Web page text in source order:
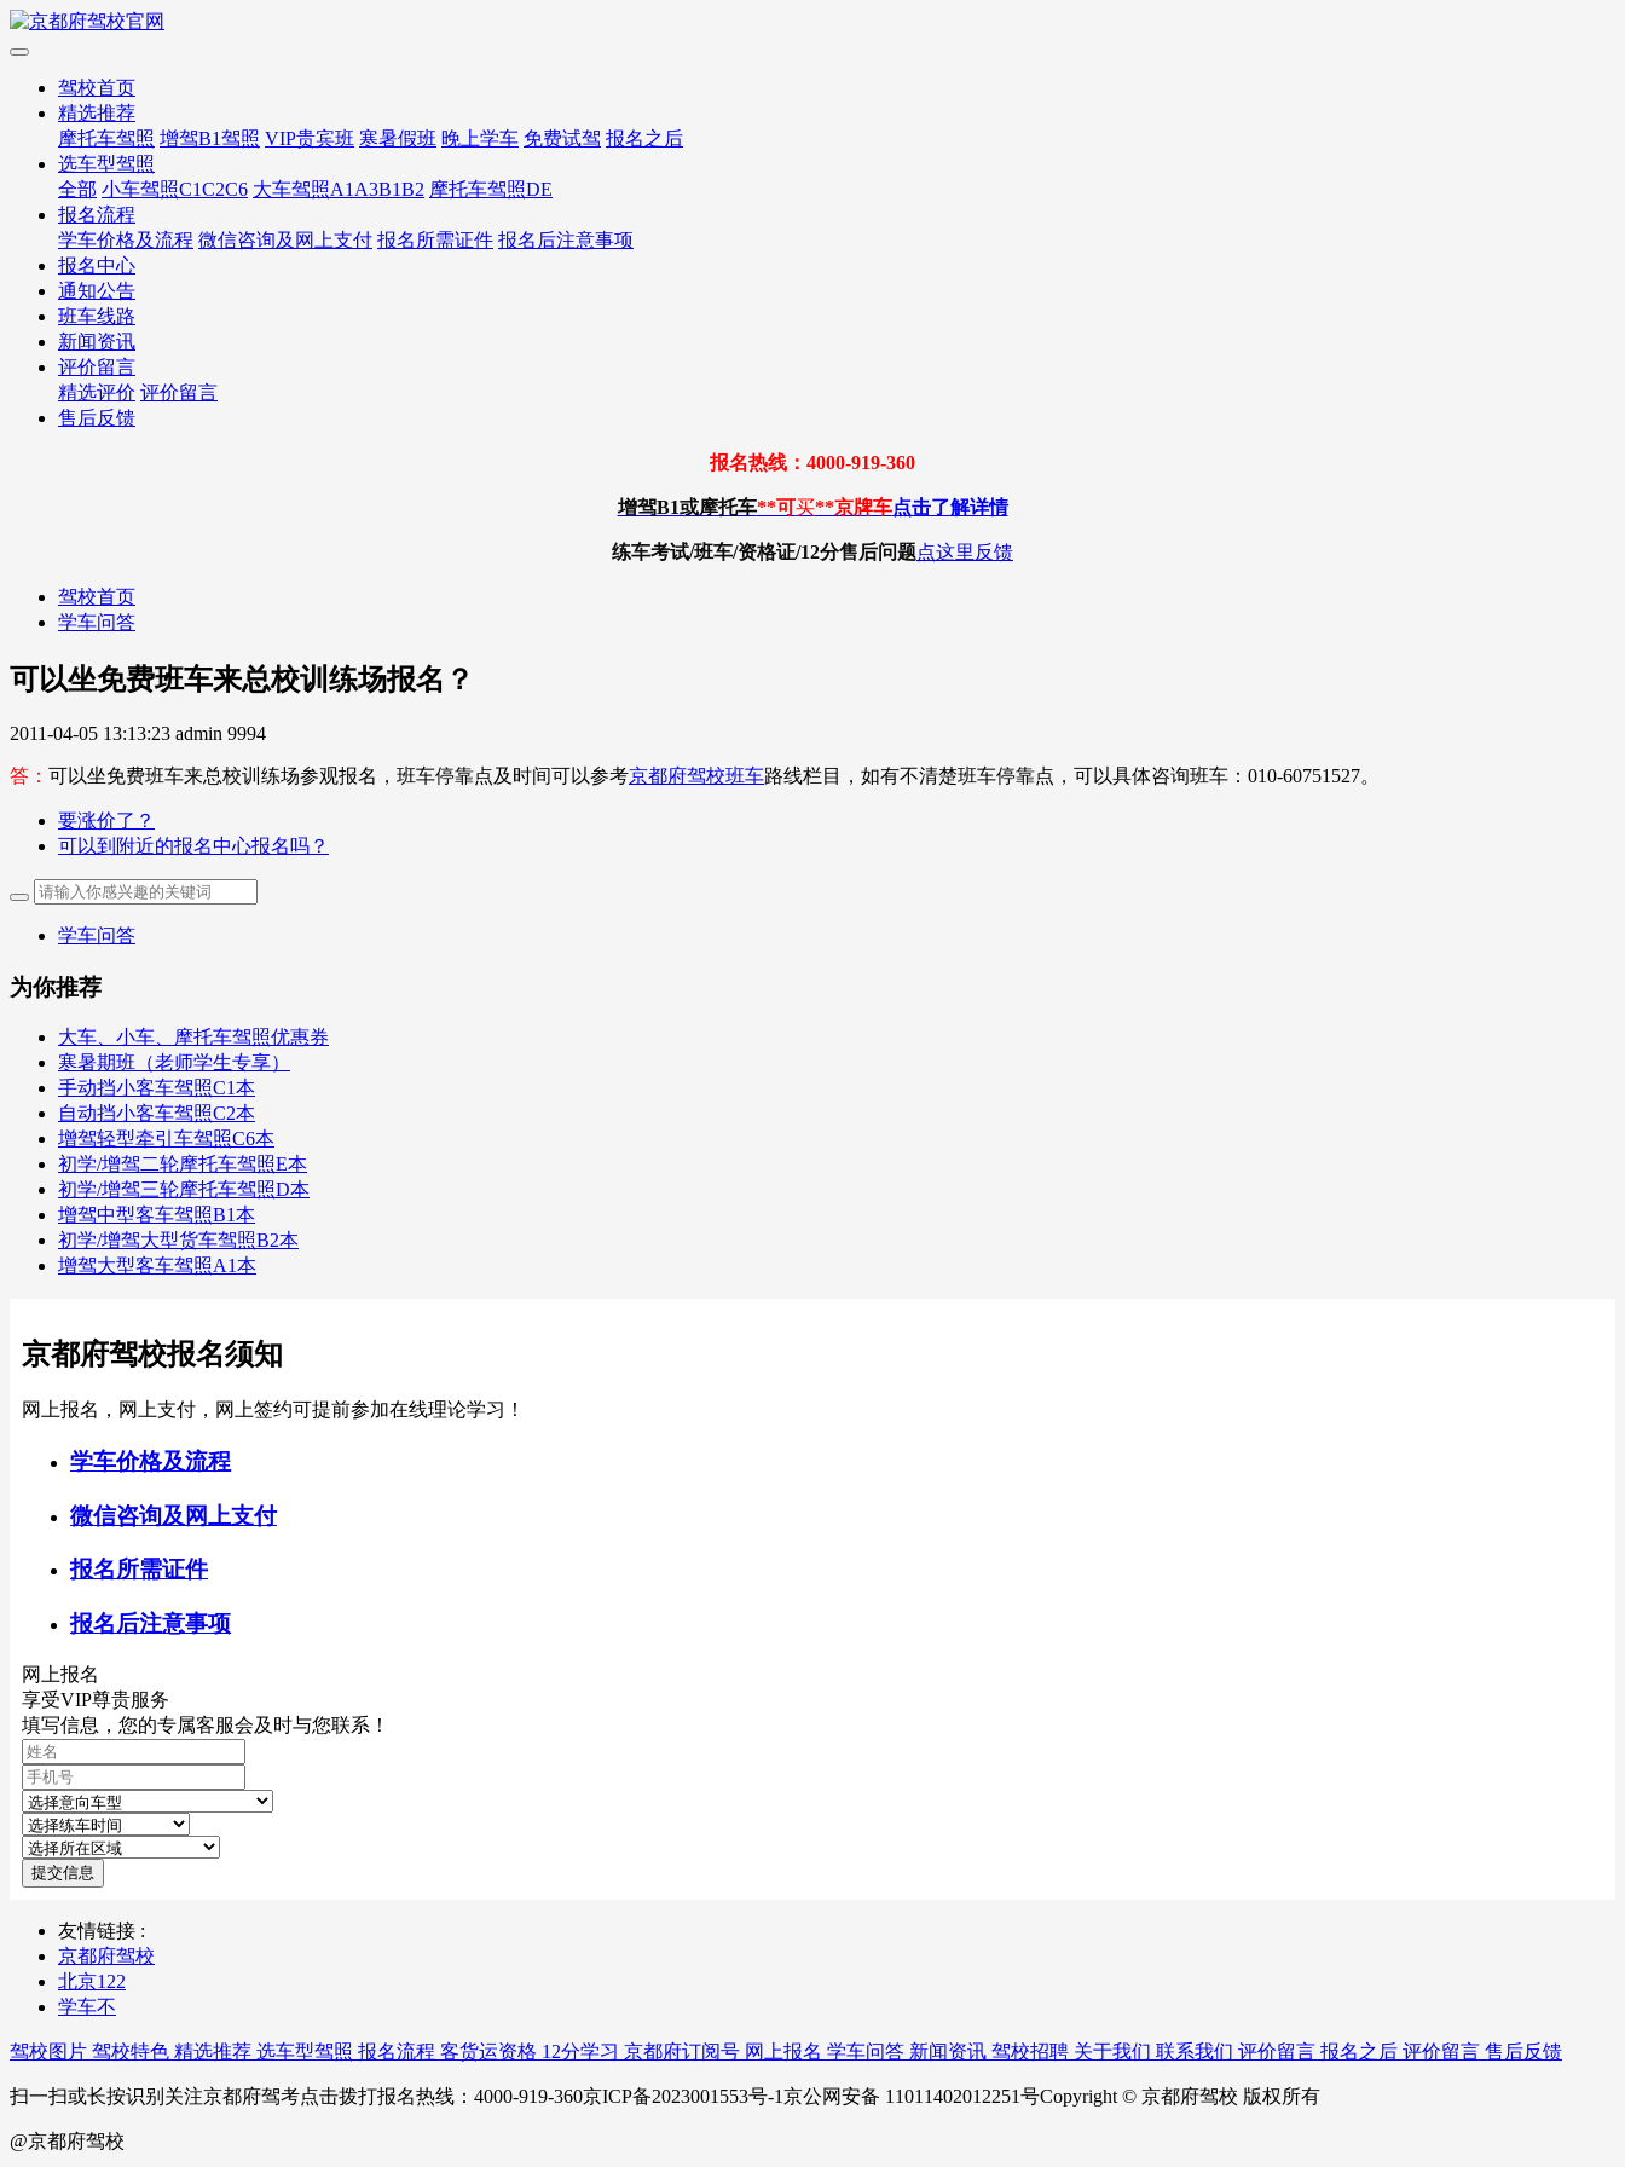
驾校首页
精选推荐
摩托车驾照 增驾B1驾照 VIP贵宾班 寒暑假班 晚上学车 免费试驾 报名之后
选车型驾照
全部 小车驾照C1C2C6 大车驾照A1A3B1B2 摩托车驾照DE
报名流程
学车价格及流程 微信咨询及网上支付 报名所需证件 报名后注意事项
报名中心
通知公告
班车线路
新闻资讯
评价留言
精选评价 评价留言
售后反馈
报名热线：4000-919-360
增驾B1或摩托车**可买**京牌车点击了解详情
练车考试/班车/资格证/12分售后问题点这里反馈
驾校首页
学车问答
可以坐免费班车来总校训练场报名？
2011-04-05 13:13:23 admin 9994
答： 可以坐免费班车来总校训练场参观报名，班车停靠点及时间可以参考京都府驾校班车路线栏目，如有不清楚班车停靠点，可以具体咨询班车：010-60751527。
要涨价了？
可以到附近的报名中心报名吗？
学车问答
为你推荐
大车、小车、摩托车驾照优惠券
寒暑期班（老师学生专享）
手动挡小客车驾照C1本
自动挡小客车驾照C2本
增驾轻型牵引车驾照C6本
初学/增驾二轮摩托车驾照E本
初学/增驾三轮摩托车驾照D本
增驾中型客车驾照B1本
初学/增驾大型货车驾照B2本
增驾大型客车驾照A1本
京都府驾校报名须知
网上报名，网上支付，网上签约可提前参加在线理论学习！
学车价格及流程
微信咨询及网上支付
报名所需证件
报名后注意事项
网上报名
享受VIP尊贵服务
填写信息，您的专属客服会及时与您联系！
提交信息
友情链接 :
京都府驾校
北京122
学车不
驾校图片 驾校特色 精选推荐 选车型驾照 报名流程 客货运资格 12分学习 京都府订阅号 网上报名 学车问答 新闻资讯 驾校招聘 关于我们 联系我们 评价留言 报名之后 评价留言 售后反馈
扫一扫或长按识别关注京都府驾考点击拨打报名热线：4000-919-360京ICP备2023001553号-1京公网安备 11011402012251号Copyright © 京都府驾校 版权所有
@京都府驾校